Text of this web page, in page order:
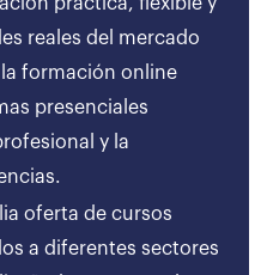
reales del mercado
formación online
presenciales
y la
oferta de cursos
a diferentes sectores